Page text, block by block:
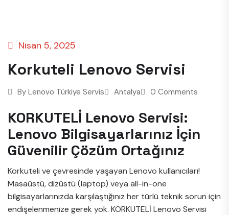
Nisan 5, 2025
Korkuteli Lenovo Servisi
By Lenovo Türkiye Servis Antalya 0 Comments
KORKUTELİ Lenovo Servisi:
Lenovo Bilgisayarlarınız İçin
Güvenilir Çözüm Ortağınız
Korkuteli ve çevresinde yaşayan Lenovo kullanıcıları!
Masaüstü, dizüstü (laptop) veya all-in-one
bilgisayarlarınızda karşılaştığınız her türlü teknik sorun için
endişelenmenize gerek yok. KORKUTELİ Lenovo Servisi